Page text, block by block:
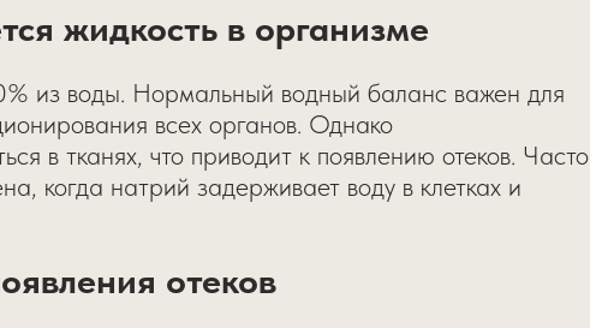
жидкость в организме
из воды. Нормальный водный баланс важен для
всех органов. Однако
в тканях, что приводит к появлению отеков. Часто
когда натрий задерживает воду в клетках и
отеков